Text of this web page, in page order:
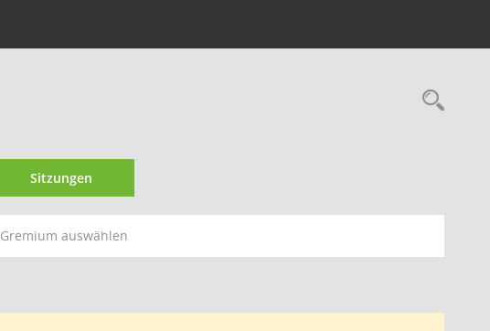
Sitzungen
Gremium auswählen